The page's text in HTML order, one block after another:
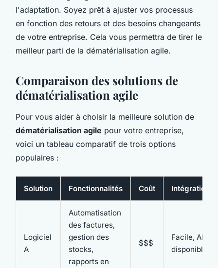
l'adaptation. Soyez prêt à ajuster vos processus
en fonction des retours et des besoins changeants
de votre entreprise. Cela vous permettra de tirer le
meilleur parti de la dématérialisation agile.
Comparaison des solutions de
dématérialisation agile
Pour vous aider à choisir la meilleure solution de
dématérialisation agile pour votre entreprise,
voici un tableau comparatif de trois options
populaires :
Solution Fonctionnalités Coût Intégration
Logiciel
A
Automatisation
des factures,
gestion des
stocks,
rapports en
$$$
Facile, API
disponibles